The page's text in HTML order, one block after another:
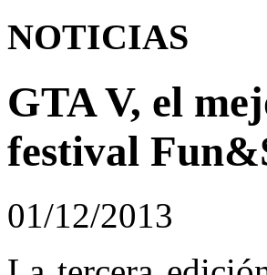
NOTICIAS
GTA V, el
festival
01/12/2013